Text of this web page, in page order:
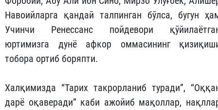
Навоийларга қандай талпинган бўлса, бугун
Учинчи Ренессанс пойдевори
юртимизга дунё афкор оммасининг
тобора ортиб боряпти.
Халқимизда “Тарих такрорланиб туради”,
дарё оқаверади” каби ажойиб мақоллар,